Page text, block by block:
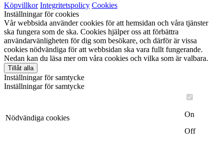
Köpvillkor Integritetspolicy Cookies
Inställningar för cookies
Vår webbsida använder cookies för att hemsidan och våra tjänster
ska fungera som de ska. Cookies hjälper oss att förbättra
användarvänligheten för dig som besökare, och därför är vissa
cookies nödvändiga för att webbsidan ska vara fullt fungerande.
Nedan kan du läsa mer om våra cookies och vilka som är valbara.
Tillåt alla
Inställningar för samtycke
Inställningar för samtycke
Nödvändiga cookies
On
Off